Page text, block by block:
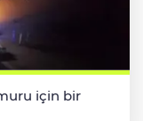
için bir